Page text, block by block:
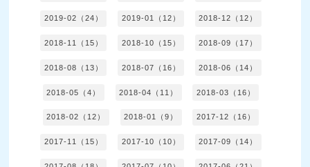
2019-02（24） 2019-01（12） 2018-12（12）
2018-11（15） 2018-10（15） 2018-09（17）
2018-08（13） 2018-07（16） 2018-06（14）
2018-05（4） 2018-04（11） 2018-03（16）
2018-02（12） 2018-01（9） 2017-12（16）
2017-11（15） 2017-10（10） 2017-09（14）